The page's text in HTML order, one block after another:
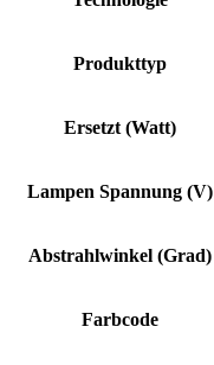
Produkttyp
Ersetzt (Watt)
Lampen Spannung (V)
Abstrahlwinkel (Grad)
Farbcode